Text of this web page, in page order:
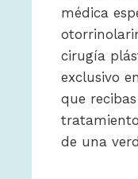
médica
cirugía
exclusivo
que
de una